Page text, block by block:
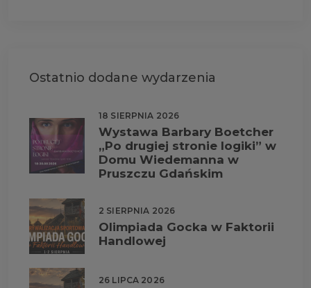
Ostatnio dodane wydarzenia
18 SIERPNIA 2026
Wystawa Barbary Boetcher
„Po drugiej stronie logiki” w
Domu Wiedemanna w
Pruszczu Gdańskim
2 SIERPNIA 2026
Olimpiada Gocka w Faktorii
Handlowej
26 LIPCA 2026